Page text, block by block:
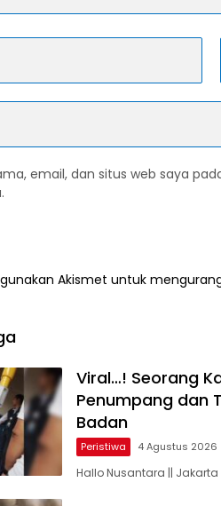
email, dan situs web saya
Akismet untuk
Viral…! Seorang
Penumpang dan
Badan
Peristiwa 4 Agustus 2026
Hallo Nusantara ||